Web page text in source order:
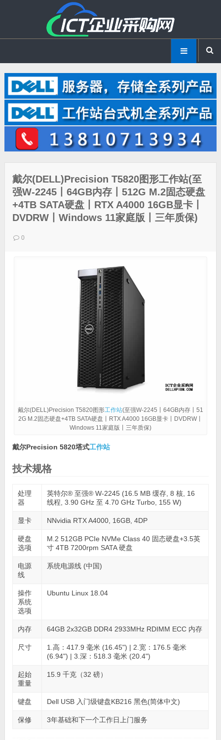
戴尔(DELL)Precision T5820图形工作站(至
强W-2245丨64GB内存丨512G M.2固态硬盘
+4TB SATA硬盘丨RTX A4000 16GB显卡丨
DVDRW丨Windows 11家庭版丨三年质保)
0
戴尔(DELL)Precision T5820图形工作站(至强W-2245丨64GB内存丨51
2G M.2固态硬盘+4TB SATA硬盘丨RTX A4000 16GB显卡丨DVDRW丨
Windows 11家庭版丨三年质保)
戴尔Precision 5820塔式工作站
技术规格
处理
器
英特尔® 至强® W-2245 (16.5 MB 缓存, 8 核, 16
线程, 3.90 GHz 至 4.70 GHz Turbo, 155 W)
显卡 NNvidia RTX A4000, 16GB, 4DP
硬盘
选项
M.2 512GB PCIe NVMe Class 40 固态硬盘+3.5英
寸 4TB 7200rpm SATA 硬盘
电源
线
系统电源线 (中国)
操作
系统
选项
Ubuntu Linux 18.04
内存 64GB 2x32GB DDR4 2933MHz RDIMM ECC 内存
尺寸
1.高：417.9 毫米 (16.45") | 2.宽：176.5 毫米
(6.94") | 3.深：518.3 毫米 (20.4")
起始
重量
15.9 千克（32 磅）
键盘 Dell USB 入门级键盘KB216 黑色(简体中文)
保修 3年基础和下一个工作日上门服务